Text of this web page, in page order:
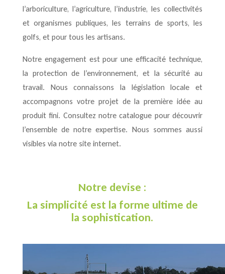
l’arboriculture, l’agriculture, l’industrie, les collectivités
et organismes publiques, les terrains de sports, les
golfs, et pour tous les artisans.
Notre engagement est pour une efficacité technique,
la protection de l’environnement, et la sécurité au
travail. Nous connaissons la législation locale et
accompagnons votre projet de la première idée au
produit fini. Consultez notre catalogue pour découvrir
l’ensemble de notre expertise. Nous sommes aussi
visibles via notre site internet.
Notre devise :
La simplicité est la forme ultime de
la sophistication.